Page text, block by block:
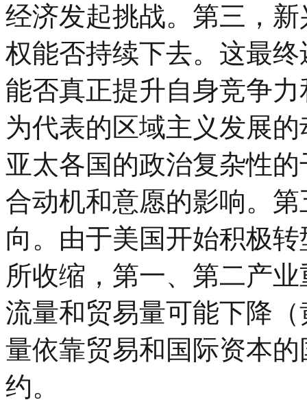
经济发起挑战。第三，
权能否持续下去。这最
能否真正提升自身竞争
为代表的区域主义发展
亚太各国的政治复杂性
合动机和意愿的影响。
向。由于美国开始积极
所收缩，第一、第二产
流量和贸易量可能下降
量依靠贸易和国际资本
约。